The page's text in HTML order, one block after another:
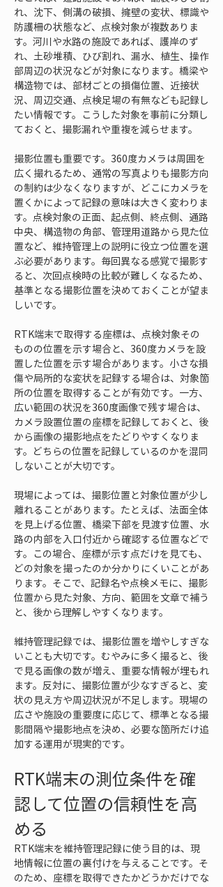
れ、沈下、側溝の破損、擁壁の変状、標識や
防護柵の状態など、点検対象が複数ありま
す。河川や水路の施設であれば、護岸のず
れ、土砂堆積、ひび割れ、漏水、植生、操作
部周辺の状況などが対象になります。橋梁や
構造物では、部材ごとの損傷位置、近接状
況、周辺交通、点検足場の有無なども記録し
たい情報です。こうした対象を事前に分類し
ておくと、撮影漏れや重複を減らせます。
撮影位置も重要です。360度カメラは周囲を
広く撮れるため、通常の写真よりも撮影方向
の制約は少なくなりますが、どこにカメラを
置くかによって記録の意味は大きく変わりま
す。点検対象の正面、起点側、終点側、通路
中央、構造物の角部、管理用道路から見た位
置など、維持管理上の説明に役立つ位置を選
ぶ必要があります。毎回異なる感覚で撮影す
ると、次回点検時の比較が難しくなるため、
基準となる撮影位置を決めておくことが望ま
しいです。
RTK端末で取得する座標は、点検対象その
ものの位置を示す場合と、360度カメラを設
置した位置を示す場合があります。小さな損
傷や局所的な変状を記録する場合は、対象箇
所の位置を取得することが有効です。一方、
広い範囲の状況を360度画像で残す場合は、
カメラ設置位置の座標を記録しておくと、後
から画像の撮影地点をたどりやすくなりま
す。どちらの位置を記録しているのかを混同
しないことが大切です。
現場によっては、撮影位置と対象位置が少し
離れることがあります。たとえば、法面全体
を見上げる位置、橋梁下部を見渡す位置、水
路の内部を入口付近から確認する位置などで
す。この場合、座標が示す点だけを見ても、
どの対象を撮ったのか分かりにくいことがあ
ります。そこで、記録名や点検メモに、撮影
位置から見た対象、方向、範囲を文章で補う
と、後から理解しやすくなります。
維持管理記録では、撮影位置を増やしすぎな
いことも大切です。むやみに多く撮ると、後
で見る画像の数が増え、重要な情報が埋もれ
ます。反対に、撮影位置が少なすぎると、変
状の見え方や周辺状況が不足します。現場の
広さや施設の重要度に応じて、標準となる撮
影間隔や撮影地点を決め、必要な箇所だけ追
加する運用が現実的です。
RTK端末の測位条件を確
認して位置の信頼性を高
める
RTK端末を維持管理記録に使う目的は、現
地情報に位置の裏付けを与えることです。そ
のため、座標を取得できたかどうかだけでな